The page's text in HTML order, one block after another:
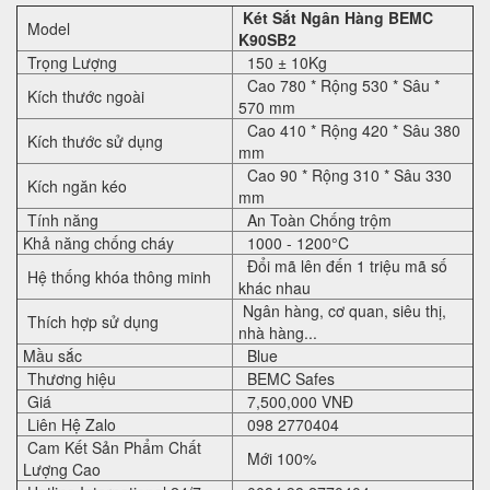
Model
Két Sắt Ngân Hàng BEMC
K90SB2
Trọng Lượng
150 ± 10Kg
Kích thước ngoài
Cao 780 * Rộng 530 * Sâu *
570 mm
Kích thước sử dụng
Cao 410 * Rộng 420 * Sâu 380
mm
Kích ngăn kéo
Cao 90 * Rộng 310 * Sâu 330
mm
Tính năng
An Toàn Chống trộm
Khả năng chống cháy
1000 - 1200°C
Hệ thống khóa thông minh
Đổi mã lên đến 1 triệu mã số
khác nhau
Thích hợp sử dụng
Ngân hàng, cơ quan, siêu thị,
nhà hàng...
Mầu sắc
Blue
Thương hiệu
BEMC Safes
Giá
7,500,000 VNĐ
Liên Hệ Zalo
098 2770404
Cam Kết Sản Phẩm Chất
Lượng Cao
Mới 100%